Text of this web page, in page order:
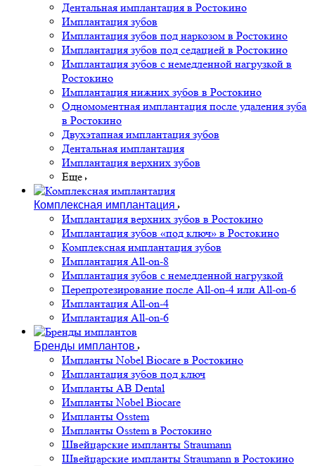
Дентальная имплантация в Ростокино
Имплантация зубов
Имплантация зубов под наркозом в Ростокино
Имплантация зубов под седацией в Ростокино
Имплантация зубов с немедленной нагрузкой в
Ростокино
Имплантация нижних зубов в Ростокино
Одномоментная имплантация после удаления зуба
в Ростокино
Двухэтапная имплантация зубов
Дентальная имплантация
Имплантация верхних зубов
Еще
Комплексная имплантация
Имплантация верхних зубов в Ростокино
Имплантация зубов «под ключ» в Ростокино
Комплексная имплантация зубов
Имплантация All-on-8
Имплантация зубов с немедленной нагрузкой
Перепротезирование после All-on-4 или All-on-6
Имплантация All-on-4
Имплантация All-on-6
Бренды имплантов
Импланты Nobel Biocare в Ростокино
Имплантация зубов под ключ
Импланты AB Dental
Импланты Nobel Biocare
Импланты Osstem
Импланты Osstem в Ростокино
Швейцарские импланты Straumann
Швейцарские импланты Straumann в Ростокино